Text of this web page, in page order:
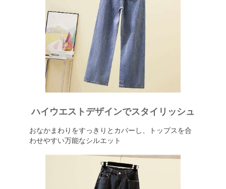
ハイウエストデザインでスタイリッシュ
おなかまわりをすっきりとカバーし、トップスを合
わせやすい万能なシルエット